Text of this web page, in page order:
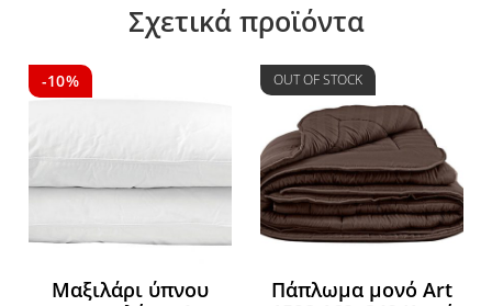
Σχετικά προϊόντα
-10%
Μαξιλάρι ύπνου
OUT OF STOCK
Πάπλωμα μονό Art